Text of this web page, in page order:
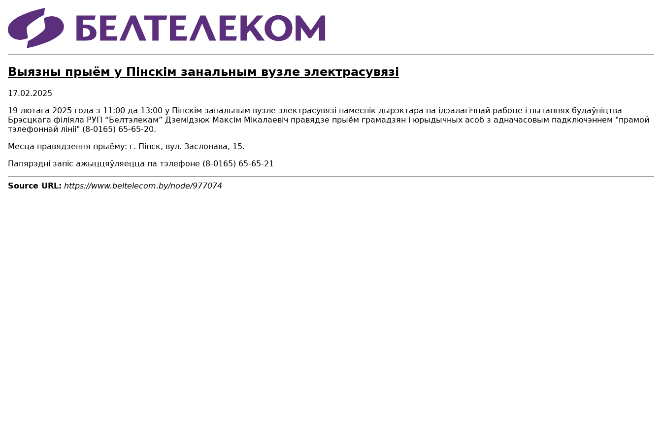
Выязны прыём у Пінскім занальным вузле электрасувязі
17.02.2025
19 лютага 2025 года з 11:00 да 13:00 у Пінскім занальным вузле электрасувязі намеснік дырэктара па ідэалагічнай рабоце і пытаннях будаўніцтва
Брэсцкага філіяла РУП “Белтэлекам” Дземідзюк Максім Мікалаевіч правядзе прыём грамадзян і юрыдычных асоб з адначасовым падключэннем "прамой
тэлефоннай лініі" (8-0165) 65-65-20.
Месца правядзення прыёму: г. Пінск, вул. Заслонава, 15.
Папярэдні запіс ажыццяўляецца па тэлефоне (8-0165) 65-65-21
Source URL: https://www.beltelecom.by/node/977074